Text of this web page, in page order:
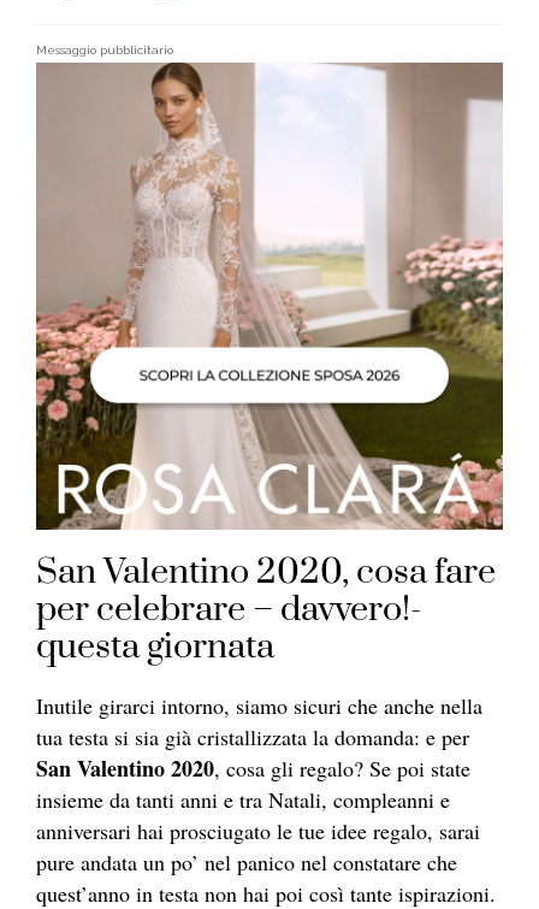
Messaggio pubblicitario
San Valentino 2020, cosa fare
per celebrare – davvero!-
questa giornata
Inutile girarci intorno, siamo sicuri che anche nella
tua testa si sia già cristallizzata la domanda: e per
San Valentino 2020, cosa gli regalo? Se poi state
insieme da tanti anni e tra Natali, compleanni e
anniversari hai prosciugato le tue idee regalo, sarai
pure andata un po’ nel panico nel constatare che
quest’anno in testa non hai poi così tante ispirazioni.